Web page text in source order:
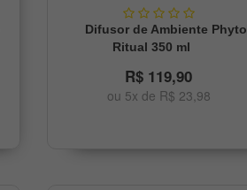
Difusor de Ambiente Phyto
Ritual 350 ml
R$ 119,90
ou 5x de R$ 23,98